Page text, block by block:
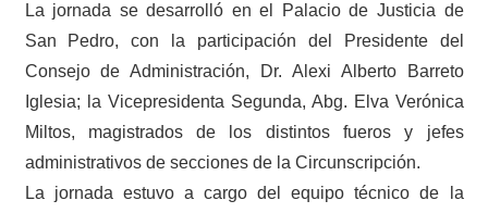
La jornada se desarrolló en el Palacio de Justicia de
San Pedro, con la participación del Presidente del
Consejo de Administración, Dr. Alexi Alberto Barreto
Iglesia; la Vicepresidenta Segunda, Abg. Elva Verónica
Miltos, magistrados de los distintos fueros y jefes
administrativos de secciones de la Circunscripción.
La jornada estuvo a cargo del equipo técnico de la